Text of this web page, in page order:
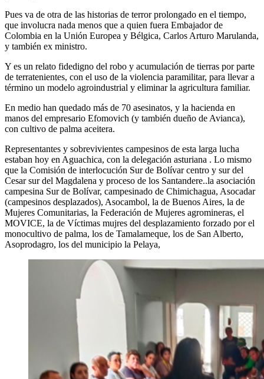
Pues va de otra de las historias de terror prolongado en el tiempo,
que involucra nada menos que a quien fuera Embajador de
Colombia en la Unión Europea y Bélgica, Carlos Arturo Marulanda,
y también ex ministro.
Y es un relato fidedigno del robo y acumulación de tierras por parte
de terratenientes, con el uso de la violencia paramilitar, para llevar a
término un modelo agroindustrial y eliminar la agricultura familiar.
En medio han quedado más de 70 asesinatos, y la hacienda en
manos del empresario Efomovich (y también dueño de Avianca),
con cultivo de palma aceitera.
Representantes y sobrevivientes campesinos de esta larga lucha
estaban hoy en Aguachica, con la delegación asturiana . Lo mismo
que la Comisión de interlocución Sur de Bolívar centro y sur del
Cesar sur del Magdalena y proceso de los Santandere..la asociación
campesina Sur de Bolívar, campesinado de Chimichagua, Asocadar
(campesinos desplazados), Asocambol, la de Buenos Aires, la de
Mujeres Comunitarias, la Federación de Mujeres agromineras, el
MOVICE, la de Víctimas mujres del desplazamiento forzado por el
monocultivo de palma, los de Tamalameque, los de San Alberto,
Asoprodagro, los del municipio la Pelaya,